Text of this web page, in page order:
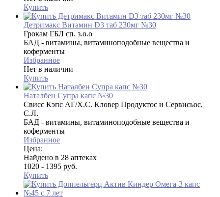
Купить
Детримакс Витамин D3 таб 230мг №30
Грокам ГБЛ сп. з.о.о
БАД - витамины, витаминоподобные вещества и
коферменты
Избранное
Нет в наличии
Купить
Наталбен Супра капс №30
Свисс Кэпс АГ/Х.С. Кловер Продуктос и Сервисьос,
С.Л.
БАД - витамины, витаминоподобные вещества и
коферменты
Избранное
Цена:
Найдено в 28 аптеках
1020 - 1395 руб.
Купить